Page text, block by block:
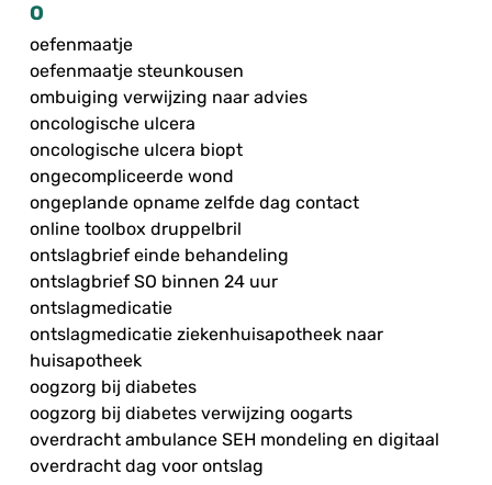
O
oefenmaatje
oefenmaatje steunkousen
ombuiging verwijzing naar advies
oncologische ulcera
oncologische ulcera biopt
ongecompliceerde wond
ongeplande opname zelfde dag contact
online toolbox druppelbril
ontslagbrief einde behandeling
ontslagbrief SO binnen 24 uur
ontslagmedicatie
ontslagmedicatie ziekenhuisapotheek naar
huisapotheek
oogzorg bij diabetes
oogzorg bij diabetes verwijzing oogarts
overdracht ambulance SEH mondeling en digitaal
overdracht dag voor ontslag